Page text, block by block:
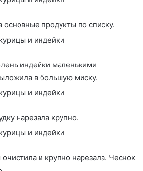
основные продукты по списку.
индейки маленькими
в большую миску.
нарезала крупно.
и крупно нарезала. Чеснок